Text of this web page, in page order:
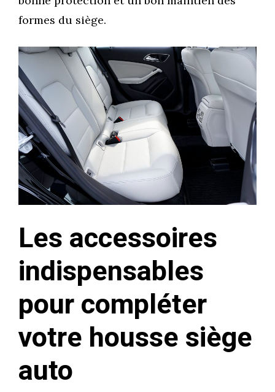
formes du siège.
Les accessoires
indispensables
pour compléter
votre housse siège
auto